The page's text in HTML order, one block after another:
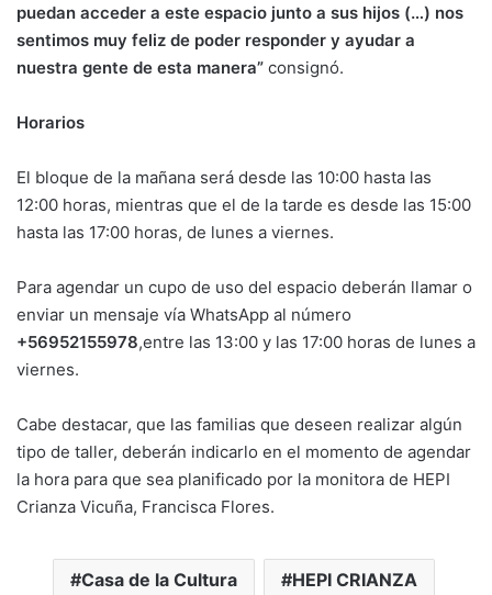
puedan acceder a este espacio junto a sus hijos (…) nos
sentimos muy feliz de poder responder y ayudar a
nuestra gente de esta manera” consignó.
Horarios
El bloque de la mañana será desde las 10:00 hasta las
12:00 horas, mientras que el de la tarde es desde las 15:00
hasta las 17:00 horas, de lunes a viernes.
Para agendar un cupo de uso del espacio deberán llamar o
enviar un mensaje vía WhatsApp al número
+56952155978,entre las 13:00 y las 17:00 horas de lunes a
viernes.
Cabe destacar, que las familias que deseen realizar algún
tipo de taller, deberán indicarlo en el momento de agendar
la hora para que sea planificado por la monitora de HEPI
Crianza Vicuña, Francisca Flores.
Casa de la Cultura HEPI CRIANZA